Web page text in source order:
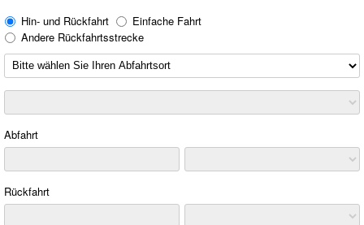
Hin- und Rückfahrt
Einfache Fahrt
Andere Rückfahrtsstrecke
Abfahrt
Rückfahrt